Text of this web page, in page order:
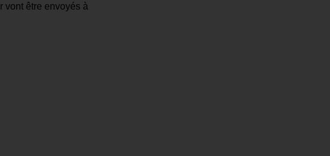
vont être envoyés à